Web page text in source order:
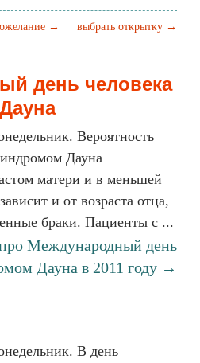
выбрать открытку →
→
день человека
Вероятность
Дауна
матери и в меньшей
и от возраста отца,
браки. Пациенты с ...
Международный день
Дауна в 2011 году →
В день